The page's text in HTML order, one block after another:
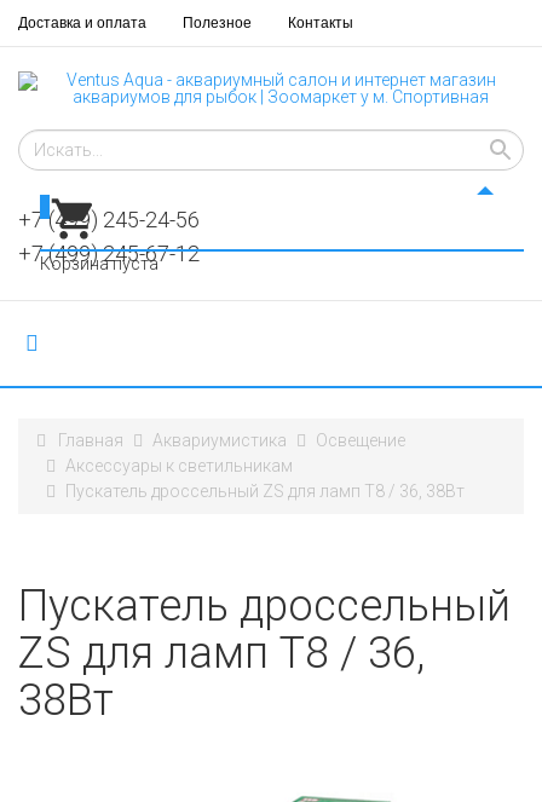
Доставка и оплата Полезное Контакты
+7 (499) 245-24-56
+7 (499) 245-67-12
Корзина пуста
Главная Аквариумистика
Освещение
Аксессуары к светильникам
Пускатель дроссельный ZS для ламп T8 / 36, 38Вт
Пускатель дроссельный
ZS для ламп T8 / 36,
38Вт